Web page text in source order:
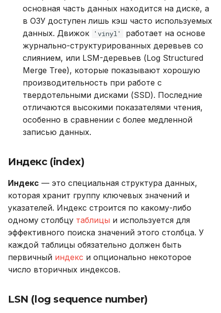
основная часть данных находится на диске, а
в ОЗУ доступен лишь кэш часто используемых
данных. Движок
'vinyl'
работает на основе
журнально-структурированных деревьев со
слиянием, или LSM-деревьев (Log Structured
Merge Tree), которые показывают хорошую
производительность при работе c
твердотельными дисками (SSD). Последние
отличаются высокими показателями чтения,
особенно в сравнении с более медленной
записью данных.
Индекс (index)
Индекс — это специальная структура данных,
которая хранит группу ключевых значений и
указателей. Индекс строится по какому-либо
одному столбцу таблицы и используется для
эффективного поиска значений этого столбца. У
каждой таблицы обязательно должен быть
первичный индекс и опционально некоторое
число вторичных индексов.
LSN (log sequence number)